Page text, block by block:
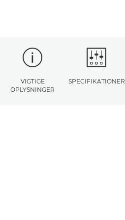
VIGTIGE
OPLYSNINGER
SPECIFIKATIONER